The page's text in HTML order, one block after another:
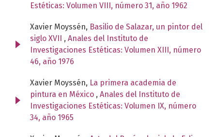
Estéticas: Volumen VIII, número 31, año 1962
Xavier Moyssén, Basilio de Salazar, un pintor del
siglo XVII , Anales del Instituto de
Investigaciones Estéticas: Volumen XIII, número
46, año 1976
Xavier Moyssén, La primera academia de
pintura en México , Anales del Instituto de
Investigaciones Estéticas: Volumen IX, número
34, año 1965